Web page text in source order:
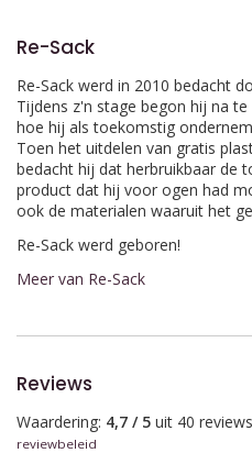
Re-Sack
Re-Sack werd in 2010 bedacht
Tijdens z'n stage begon hij na
hoe hij als toekomstig
Toen het uitdelen van gratis
bedacht hij dat herbruikbaar de
product dat hij voor ogen had
ook de materialen waaruit het
Re-Sack werd geboren!
Meer van Re-Sack
Reviews
Waardering: 4,7 / 5 uit 40 reviews
reviewbeleid